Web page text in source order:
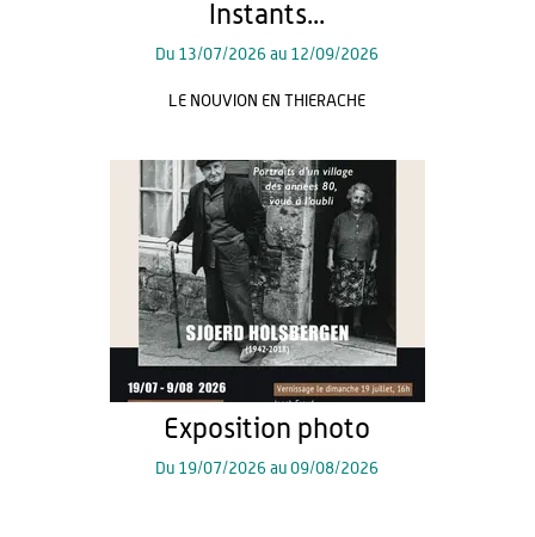
Instants...
Du 13/07/2026 au 12/09/2026
LE NOUVION EN THIERACHE
Exposition photo
Du 19/07/2026 au09/08/2026